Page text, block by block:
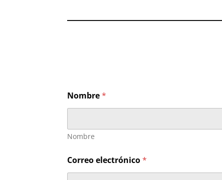
Nombre*
Nombre
Correo electrónico*